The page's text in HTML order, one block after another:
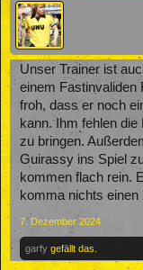
Unser Trainer ist
einem Fastinvaliden
froh, dass er noch
kann. Ihm fehlen
zu bringen.
Guirassy ins Spiel
kommen flach rein.
komma nichts einen
7. Dezember 2024
garfy gefällt das.